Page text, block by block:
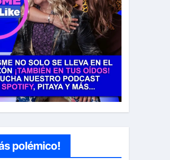
polémico!